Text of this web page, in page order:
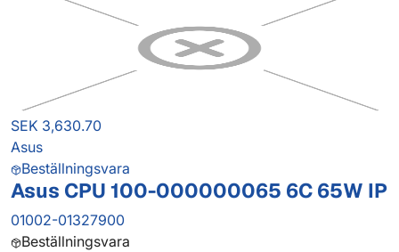
SEK 3,630.70
Asus
Beställningsvara
Asus CPU 100-000000065 6C 65W IP
01002-01327900
Beställningsvara